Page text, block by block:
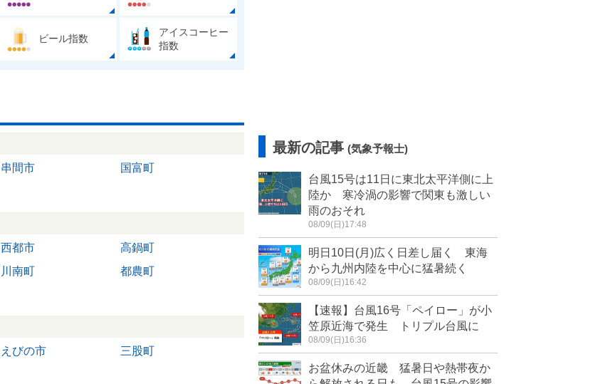
ビール指数
アイスコーヒー
指数
串間市
国富町
西都市
高鍋町
川南町
都農町
えびの市
三股町
最新の記事 (気象予報士)
台風15号は11日に東北太平洋側に上
陸か 寒冷渦の影響で関東も激しい
雨のおそれ
08/09(日)17:48
明日10日(月)広く日差し届く 東海
から九州内陸を中心に猛暑続く
08/09(日)16:42
【速報】台風16号「ペイロー」が小
笠原近海で発生 トリプル台風に
08/09(日)16:36
お盆休みの近畿 猛暑日や熱帯夜か